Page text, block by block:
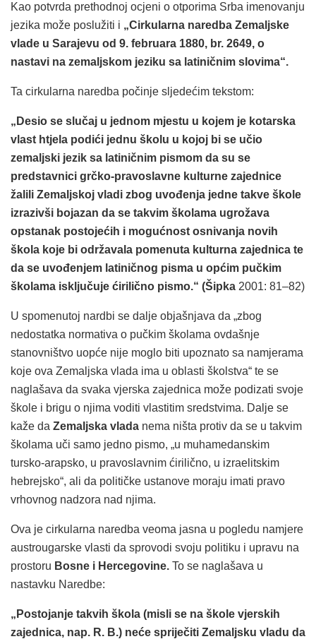
Kao potvrda prethodnoj ocjeni o otporima Srba imenovanju
jezika može poslužiti i „Cirkularna naredba Zemaljske
vlade u Sarajevu od 9. februara 1880, br. 2649, o
nastavi na zemaljskom jeziku sa latiničnim slovima“.
Ta cirkularna naredba počinje sljedećim tekstom:
„Desio se slučaj u jednom mjestu u kojem je kotarska
vlast htjela podići jednu školu u kojoj bi se učio
zemaljski jezik sa latiničnim pismom da su se
predstavnici grčko-pravoslavne kulturne zajednice
žalili Zemaljskoj vladi zbog uvođenja jedne takve škole
izrazivši bojazan da se takvim školama ugrožava
opstanak postojećih i mogućnost osnivanja novih
škola koje bi održavala pomenuta kulturna zajednica te
da se uvođenjem latiničnog pisma u općim pučkim
školama isključuje ćirilično pismo.“ (Šipka 2001: 81–82)
U spomenutoj nardbi se dalje objašnjava da „zbog
nedostatka normativa o pučkim školama ovdašnje
stanovništvo uopće nije moglo biti upoznato sa namjerama
koje ova Zemaljska vlada ima u oblasti školstva“ te se
naglašava da svaka vjerska zajednica može podizati svoje
škole i brigu o njima voditi vlastitim sredstvima. Dalje se
kaže da Zemaljska vlada nema ništa protiv da se u takvim
školama uči samo jedno pismo, „u muhamedanskim
tursko-arapsko, u pravoslavnim ćirilično, u izraelitskim
hebrejsko“, ali da političke ustanove moraju imati pravo
vrhovnog nadzora nad njima.
Ova je cirkularna naredba veoma jasna u pogledu namjere
austrougarske vlasti da sprovodi svoju politiku i upravu na
prostoru Bosne i Hercegovine. To se naglašava u
nastavku Naredbe:
„Postojanje takvih škola (misli se na škole vjerskih
zajednica, nap. R. B.) neće spriječiti Zemaljsku vladu da